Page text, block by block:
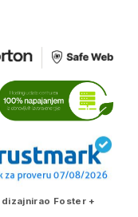
Foster +